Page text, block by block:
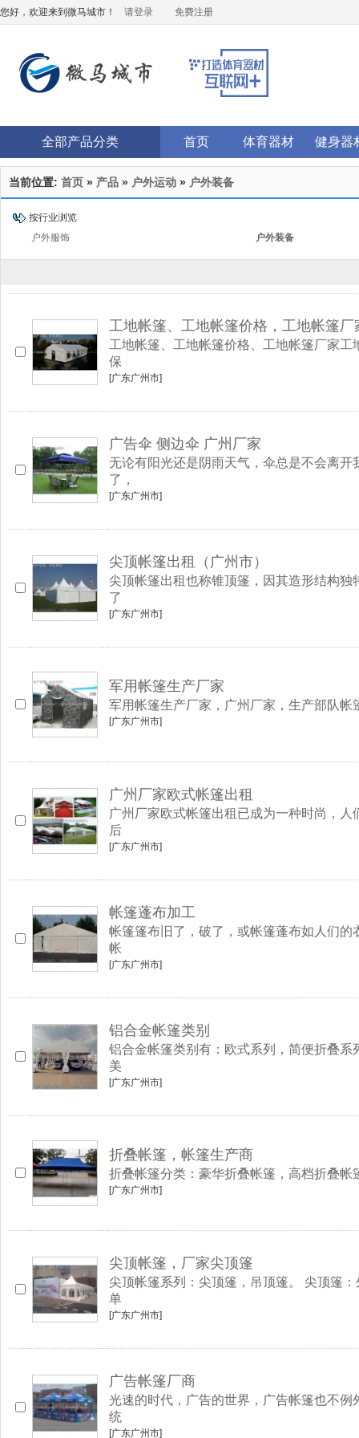
您好，欢迎来到微马城市！ 请登录 免费注册
全部产品分类 首页 体育器材 健身器
当前位置: 首页 » 产品 » 户外运动 » 户外装备
按行业浏览
户外服饰
户外装备
工地帐篷、工地帐篷价格，工地帐篷厂
工地帐篷、工地帐篷价格、工地帐篷厂家
保
[广东广州市]
广告伞 侧边伞 广州厂家
无论有阳光还是阴雨天气，伞总是不会离
了，
[广东广州市]
尖顶帐篷出租（广州市）
尖顶帐篷出租也称锥顶篷，因其造形结构
了
[广东广州市]
军用帐篷生产厂家
军用帐篷生产厂家，广州厂家，生产部队
[广东广州市]
广州厂家欧式帐篷出租
广州厂家欧式帐篷出租已成为一种时尚，
后
[广东广州市]
帐篷蓬布加工
帐篷篷布旧了，破了，或帐篷蓬布如人们
帐
[广东广州市]
铝合金帐篷类别
铝合金帐篷类别有：欧式系列，简便折叠
美
[广东广州市]
折叠帐篷，帐篷生产商
折叠帐篷分类：豪华折叠帐篷，高档折叠
[广东广州市]
尖顶帐篷，厂家尖顶篷
尖顶帐篷系列：尖顶篷，吊顶篷。 尖顶篷
单
[广东广州市]
广告帐篷厂商
光速的时代，广告的世界，广告帐篷也不
统
[广东广州市]